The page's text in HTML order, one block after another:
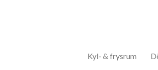
Kyl- & frysrum